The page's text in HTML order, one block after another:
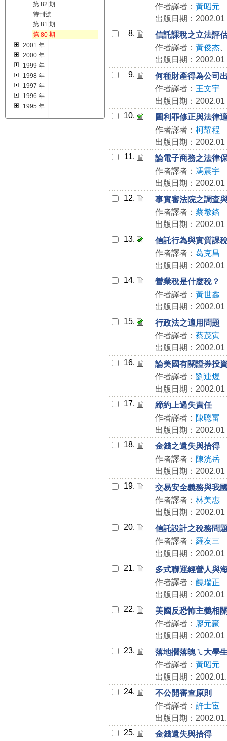
第 82 期
特刊號
第 81 期
第 80 期
2001 年
2000 年
1999 年
1998 年
1997 年
1996 年
1995 年
作者譯者： 黃昭元
出版日期：2002.01
8.
信託課稅之立法評
作者譯者： 黃俊杰
出版日期：2002.01
9.
何種財產得為公司
作者譯者： 王文宇
出版日期：2002.01
10.
圖利罪修正與法律
作者譯者： 柯耀程
出版日期：2002.01
11.
論電子商務之法律
作者譯者： 馮震宇
出版日期：2002.01
12.
事實審法院之調查
作者譯者： 蔡墩鉻
出版日期：2002.01
13.
信託行為與實質課
作者譯者： 葛克昌
出版日期：2002.01
14.
營業稅是什麼稅？
作者譯者： 黃世鑫
出版日期：2002.01
15.
行政法之適用問題
作者譯者： 蔡茂寅
出版日期：2002.01
16.
論美國有關證券投
作者譯者： 劉連煜
出版日期：2002.01
17.
締約上過失責任
作者譯者： 陳聰富
出版日期：2002.01
18.
金錢之遺失與拾得
作者譯者： 陳洸岳
出版日期：2002.01
19.
交易安全義務與我
作者譯者： 林美惠
出版日期：2002.01
20.
信託設計之稅務問
作者譯者： 羅友三
出版日期：2002.01
21.
多式聯運經營人與
作者譯者： 饒瑞正
出版日期：2002.01
22.
美國反恐怖主義相
作者譯者： 廖元豪
出版日期：2002.01
23.
落地擱落魄ㄟ大學
作者譯者： 黃昭元
出版日期：
24.
不公開審查原則
作者譯者： 許士宦
出版日期：
25.
金錢遺失與拾得